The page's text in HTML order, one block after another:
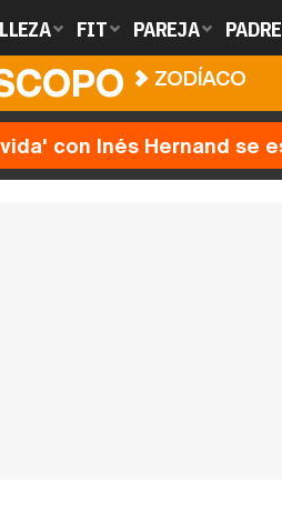
FIT PAREJA
ZODÍACO
con Inés Hernand se